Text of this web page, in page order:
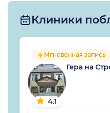
Клиники
Мгновенная запись
4.1
Гера на